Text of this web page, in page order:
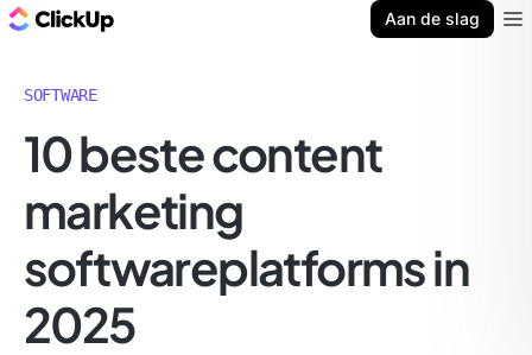
Aan de slag
SOFTWARE
10 beste content
marketing
softwareplatforms in
2025